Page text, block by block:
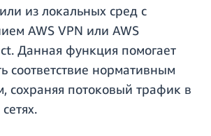
из локальных сред с
AWS VPN или AWS
Данная функция помогает
соответствие нормативным
сохраняя потоковый трафик в